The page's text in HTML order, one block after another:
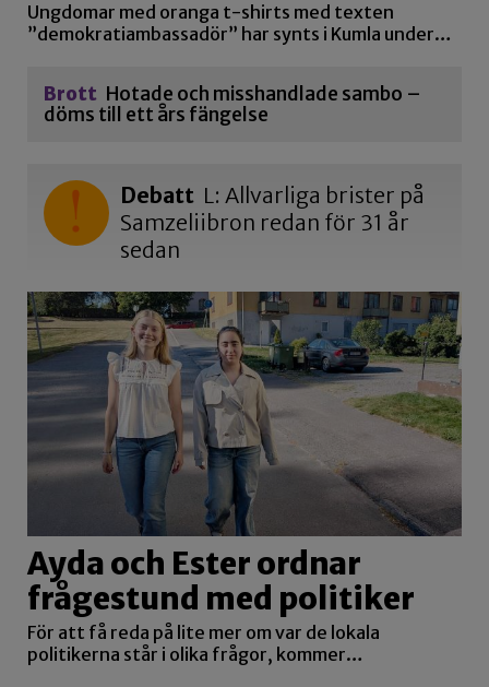
Ungdomar med oranga t-shirts med texten
”demokratiambassadör” har synts i Kumla under…
Brott Hotade och misshandlade sambo –
döms till ett års fängelse
Debatt L: Allvarliga brister på
Samzeliibron redan för 31 år
sedan
Ayda och Ester ordnar
frågestund med politiker
För att få reda på lite mer om var de lokala
politikerna står i olika frågor, kommer…